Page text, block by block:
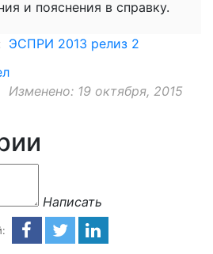
и пояснения в справку.
ЭСПРИ 2013 релиз 2
Изменено: 19 октября, 2015
Написать